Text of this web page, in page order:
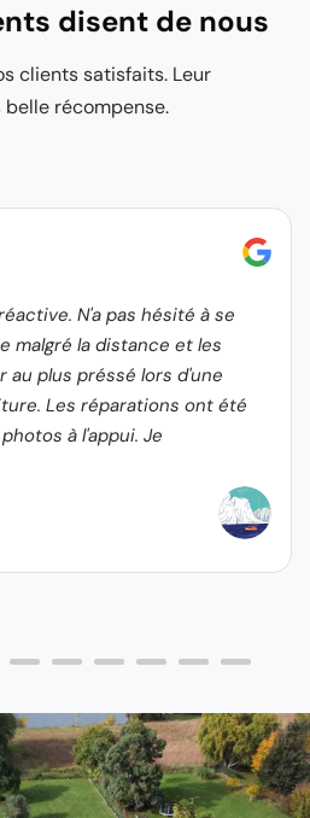
disent de nous
clients satisfaits. Leur
récompense.
N'a pas hésité à se
malgré la distance et les
plus préssé lors d'une
Les réparations ont été
à l'appui. Je